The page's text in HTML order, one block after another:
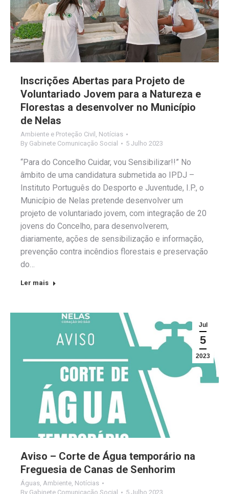
Inscrições Abertas para Projeto de
Voluntariado Jovem para a Natureza e
Florestas a desenvolver no Município
de Nelas
Ambiente e Proteção Civil , Notícias
By Gabinete Comunicação Social 5 Julho 2023
“Para do Concelho Cuidar, vou Sensibilizar!!” No
âmbito de uma candidatura submetida ao IPDJ –
Instituto Português do Desporto e Juventude, I.P., o
Município de Nelas pretende desenvolver um
projeto de voluntariado jovem, com integração de 20
jovens do Concelho, para desenvolverem,
diariamente, ações de sensibilização e informação,
prevenção contra incêndios florestais e preservação
do…
Ler mais
Jul
5
2023
Aviso – Corte de Água temporário na
Freguesia de Canas de Senhorim
Águas, Ambiente, Notícias
By Gabinete Comunicação Social 5 Julho 2023